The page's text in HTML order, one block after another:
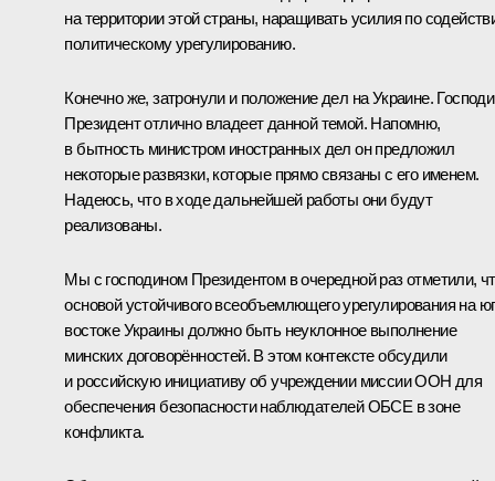
на территории этой страны, наращивать усилия по
политическому урегулированию.
Конечно же, затронули и положение дел на Украине.
Президент отлично владеет данной темой. Напомню,
в бытность министром иностранных дел он предложил
некоторые развязки, которые прямо связаны с его именем.
Надеюсь, что в ходе дальнейшей работы они будут
реализованы.
Мы с господином Президентом в очередной раз отметили,
основой устойчивого всеобъемлющего урегулирования на
востоке Украины должно быть неуклонное выполнение
минских договорённостей. В этом контексте обсудили
и российскую инициативу об учреждении миссии ООН для
обеспечения безопасности наблюдателей ОБСЕ в зоне
конфликта.